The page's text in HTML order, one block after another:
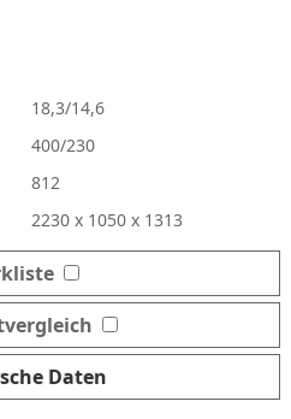
18,3/14,6
400/230
812
2230 x 1050 x 1313
Daten